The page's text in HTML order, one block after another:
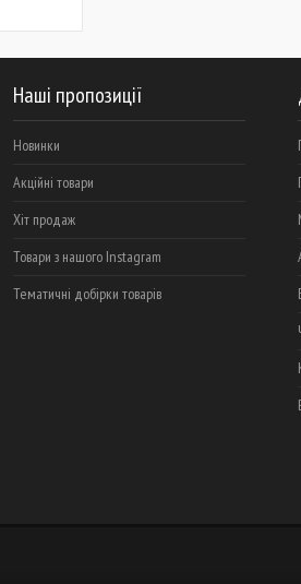
Наші пропозиції
Новинки
Акційні товари
Хіт продаж
Товари з нашого Instagram
Тематичні добірки товарів